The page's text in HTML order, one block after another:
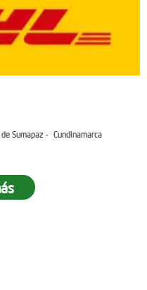
Sumapaz - Cundinamarca